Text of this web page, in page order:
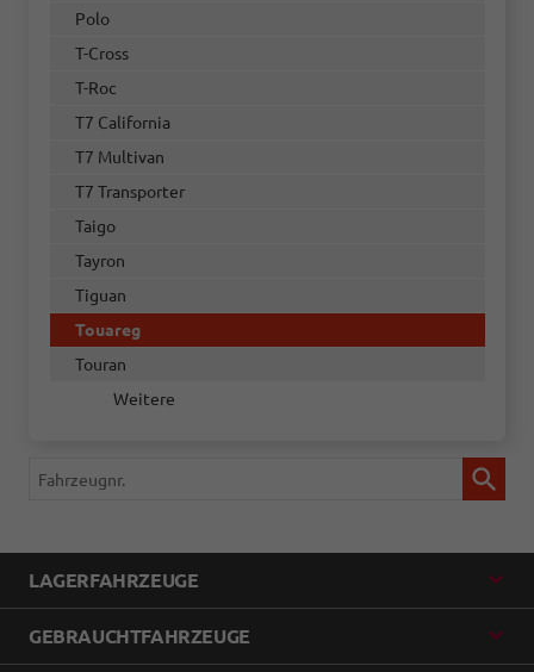
Polo
T-Cross
T-Roc
T7 California
T7 Multivan
T7 Transporter
Taigo
Tayron
Tiguan
Touareg
Touran
Weitere
Fahrzeugnr.
LAGERFAHRZEUGE
GEBRAUCHTFAHRZEUGE